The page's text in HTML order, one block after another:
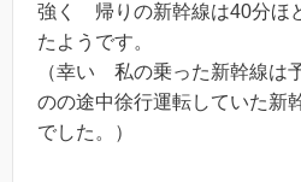
強く 帰りの新幹線は40分ほ
たようです。
（幸い 私の乗った新幹線は
のの途中徐行運転していた新
でした。）